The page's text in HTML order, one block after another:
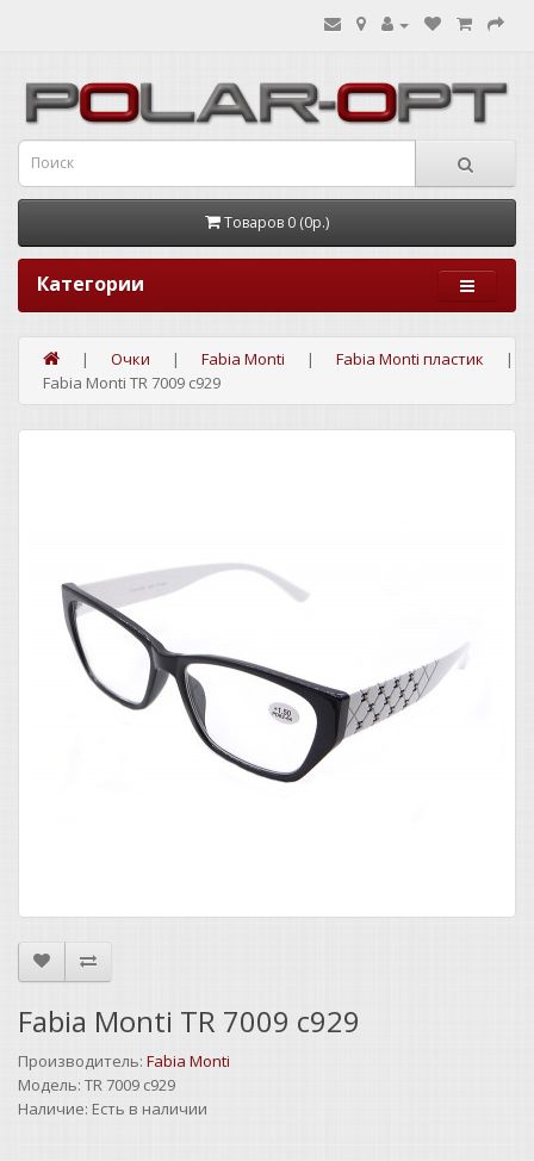
Товаров 0 (0р.)
Категории
Очки Fabia Monti
Fabia Monti пластик
Fabia Monti TR 7009 c929
Fabia Monti TR 7009 c929
Производитель: Fabia Monti
Модель: TR 7009 c929
Наличие: Есть в наличии